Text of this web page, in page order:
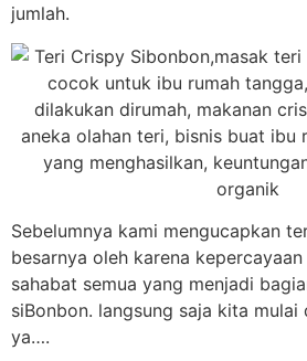
jumlah.
Sebelumnya kami mengucapkan
besarnya oleh karena
sahabat semua yang menjadi
siBonbon. langsung saja kita mulai
ya….